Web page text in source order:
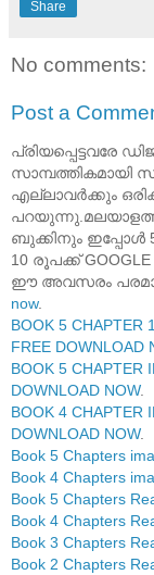
Share
No comments:
Post a
പ്രിയപ്പെട്ടവരേ
സാമ്പത്തികമായി
എല്ലാവർക്കും
ബുക്കിനും ഇപ്പോൾ
10 രൂപക്ക്
ഈ അവസരം
now.
BOOK 5 CHAPTER
FREE DOWNLOAD
BOOK 5 CHAPTER
DOWNLOAD NOW.
BOOK 4 CHAPTER
DOWNLOAD NOW.
Book 5 Chapters
Book 4 Chapters
Book 5 Chapters
Book 4 Chapters
Book 3 Chapters
Book 2 Chapters